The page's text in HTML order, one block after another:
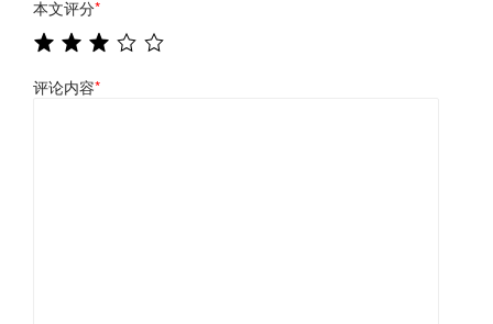
本文评分*
评论内容*